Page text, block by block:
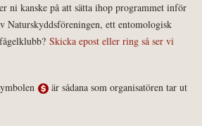
ni kanske på att sätta ihop programmet inför
Naturskyddsföreningen, ett entomologisk
Skicka epost eller ring så ser vi
är sådana som organisatören tar ut